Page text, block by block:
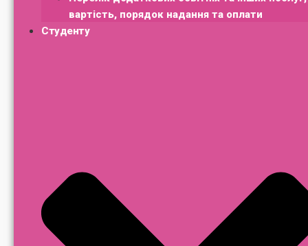
вартість, порядок надання та оплати
Студенту